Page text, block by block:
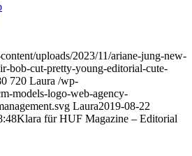
uploads/2023/11/ariane-jung-new-
bob-cut-pretty-young-editorial-cute-
720 Laura /wp-
models-logo-web-agency-
Laura2019-08-22
Klara für HUF Magazine – Editorial